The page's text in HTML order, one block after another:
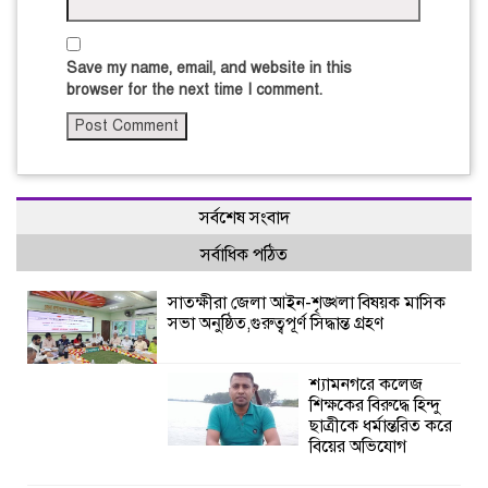
Save my name, email, and website in this
browser for the next time I comment.
সর্বশেষ সংবাদ
সর্বাধিক পঠিত
সাতক্ষীরা জেলা আইন-শৃঙ্খলা বিষয়ক মাসিক
সভা অনুষ্ঠিত,গুরুত্বপূর্ণ সিদ্ধান্ত গ্রহণ
শ্যামনগরে কলেজ
শিক্ষকের বিরুদ্ধে হিন্দু
ছাত্রীকে ধর্মান্তরিত করে
বিয়ের অভিযোগ